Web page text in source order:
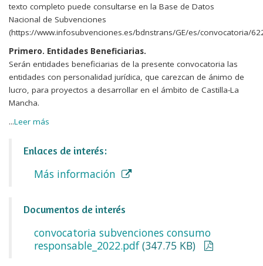
texto completo puede consultarse en la Base de Datos
Nacional de Subvenciones
(https://www.infosubvenciones.es/bdnstrans/GE/es/convocatoria/
Primero. Entidades Beneficiarias.
Serán entidades beneficiarias de la presente convocatoria las
entidades con personalidad jurídica, que carezcan de ánimo de
lucro, para proyectos a desarrollar en el ámbito de Castilla-La
Mancha.
...Leer más
Enlaces de interés:
Más información
Documentos de interés
convocatoria subvenciones consumo
responsable_2022.pdf (347.75 KB)